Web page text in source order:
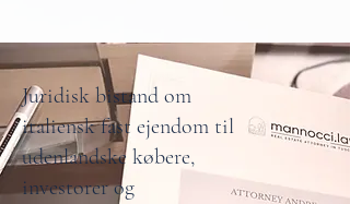
Juridisk bistand om
italiensk fast ejendom til
udenlandske købere,
investorer og